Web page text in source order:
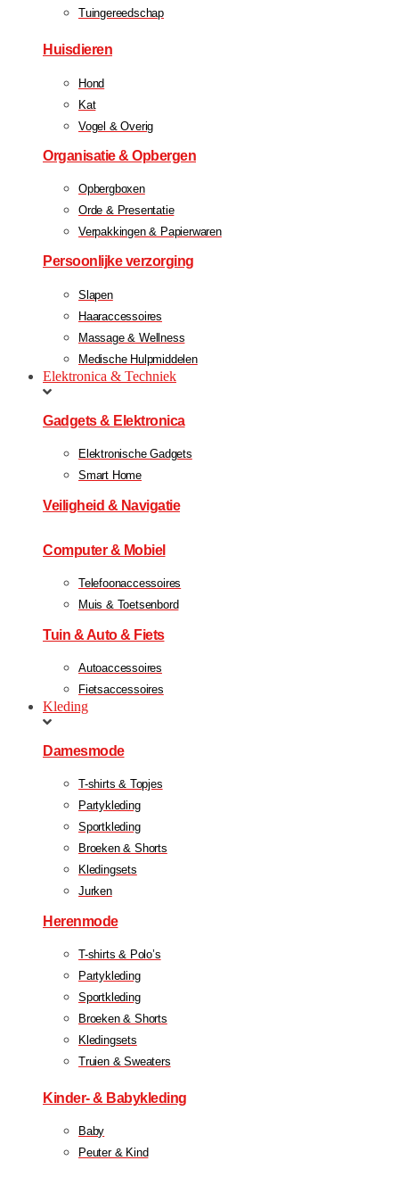
Tuingereedschap
Huisdieren
Hond
Kat
Vogel & Overig
Organisatie & Opbergen
Opbergboxen
Orde & Presentatie
Verpakkingen & Papierwaren
Persoonlijke verzorging
Slapen
Haaraccessoires
Massage & Wellness
Medische Hulpmiddelen
Elektronica & Techniek
Gadgets & Elektronica
Elektronische Gadgets
Smart Home
Veiligheid & Navigatie
Computer & Mobiel
Telefoonaccessoires
Muis & Toetsenbord
Tuin & Auto & Fiets
Autoaccessoires
Fietsaccessoires
Kleding
Damesmode
T-shirts & Topjes
Partykleding
Sportkleding
Broeken & Shorts
Kledingsets
Jurken
Herenmode
T-shirts & Polo’s
Partykleding
Sportkleding
Broeken & Shorts
Kledingsets
Truien & Sweaters
Kinder- & Babykleding
Baby
Peuter & Kind